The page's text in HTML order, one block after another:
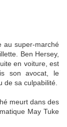
au super-marché
Ben Hersey,
en voiture, est
son avocat, le
de sa culpabilité.
meurt dans des
May Tuke